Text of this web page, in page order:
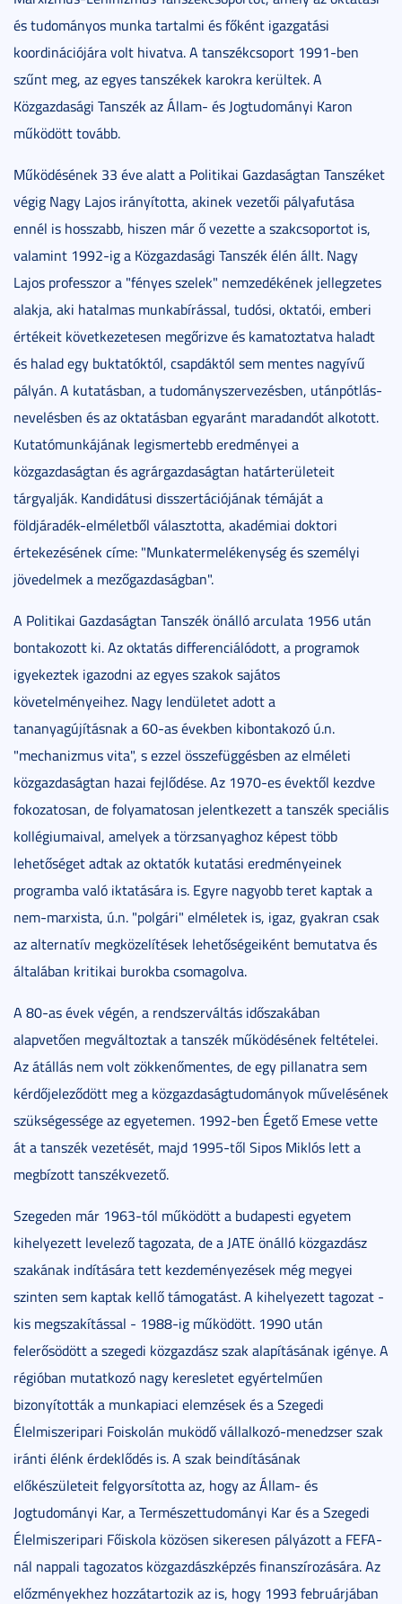
és tudományos munka tartalmi és főként igazgatási
koordinációjára volt hivatva. A tanszékcsoport 1991-ben
szűnt meg, az egyes tanszékek karokra kerültek. A
Közgazdasági Tanszék az Állam- és Jogtudományi Karon
működött tovább.
Működésének 33 éve alatt a Politikai Gazdaságtan Tanszéket
végig Nagy Lajos irányította, akinek vezetői pályafutása
ennél is hosszabb, hiszen már ő vezette a szakcsoportot is,
valamint 1992-ig a Közgazdasági Tanszék élén állt. Nagy
Lajos professzor a "fényes szelek" nemzedékének jellegzetes
alakja, aki hatalmas munkabírással, tudósi, oktatói, emberi
értékeit következetesen megőrizve és kamatoztatva haladt
és halad egy buktatóktól, csapdáktól sem mentes nagyívű
pályán. A kutatásban, a tudományszervezésben, utánpótlás-
nevelésben és az oktatásban egyaránt maradandót alkotott.
Kutatómunkájának legismertebb eredményei a
közgazdaságtan és agrárgazdaságtan határterületeit
tárgyalják. Kandidátusi disszertációjának témáját a
földjáradék-elméletből választotta, akadémiai doktori
értekezésének címe: "Munkatermelékenység és személyi
jövedelmek a mezőgazdaságban".
A Politikai Gazdaságtan Tanszék önálló arculata 1956 után
bontakozott ki. Az oktatás differenciálódott, a programok
igyekeztek igazodni az egyes szakok sajátos
követelményeihez. Nagy lendületet adott a
tananyagújításnak a 60-as években kibontakozó ú.n.
"mechanizmus vita", s ezzel összefüggésben az elméleti
közgazdaságtan hazai fejlődése. Az 1970-es évektől kezdve
fokozatosan, de folyamatosan jelentkezett a tanszék speciális
kollégiumaival, amelyek a törzsanyaghoz képest több
lehetőséget adtak az oktatók kutatási eredményeinek
programba való iktatására is. Egyre nagyobb teret kaptak a
nem-marxista, ú.n. "polgári" elméletek is, igaz, gyakran csak
az alternatív megközelítések lehetőségeiként bemutatva és
általában kritikai burokba csomagolva.
A 80-as évek végén, a rendszerváltás időszakában
alapvetően megváltoztak a tanszék működésének feltételei.
Az átállás nem volt zökkenőmentes, de egy pillanatra sem
kérdőjeleződött meg a közgazdaságtudományok művelésének
szükségessége az egyetemen. 1992-ben Égető Emese vette
át a tanszék vezetését, majd 1995-től Sipos Miklós lett a
megbízott tanszékvezető.
Szegeden már 1963-tól működött a budapesti egyetem
kihelyezett levelező tagozata, de a JATE önálló közgazdász
szakának indítására tett kezdeményezések még megyei
szinten sem kaptak kellő támogatást. A kihelyezett tagozat -
kis megszakítással - 1988-ig működött. 1990 után
felerősödött a szegedi közgazdász szak alapításának igénye. A
régióban mutatkozó nagy keresletet egyértelműen
bizonyították a munkapiaci elemzések és a Szegedi
Élelmiszeripari Foiskolán muködő vállalkozó-menedzser szak
iránti élénk érdeklődés is. A szak beindításának
előkészületeit felgyorsította az, hogy az Állam- és
Jogtudományi Kar, a Természettudományi Kar és a Szegedi
Élelmiszeripari Főiskola közösen sikeresen pályázott a FEFA-
nál nappali tagozatos közgazdászképzés finanszírozására. Az
előzményekhez hozzátartozik az is, hogy 1993 februárjában